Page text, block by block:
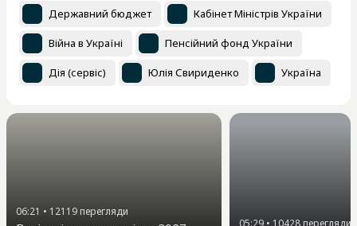
Державний бюджет Кабінет Міністрів України
Війна в Україні Пенсійний фонд України
Дія (сервіс) Юлія Свириденко Україна
06:21 • 12119 перегляди